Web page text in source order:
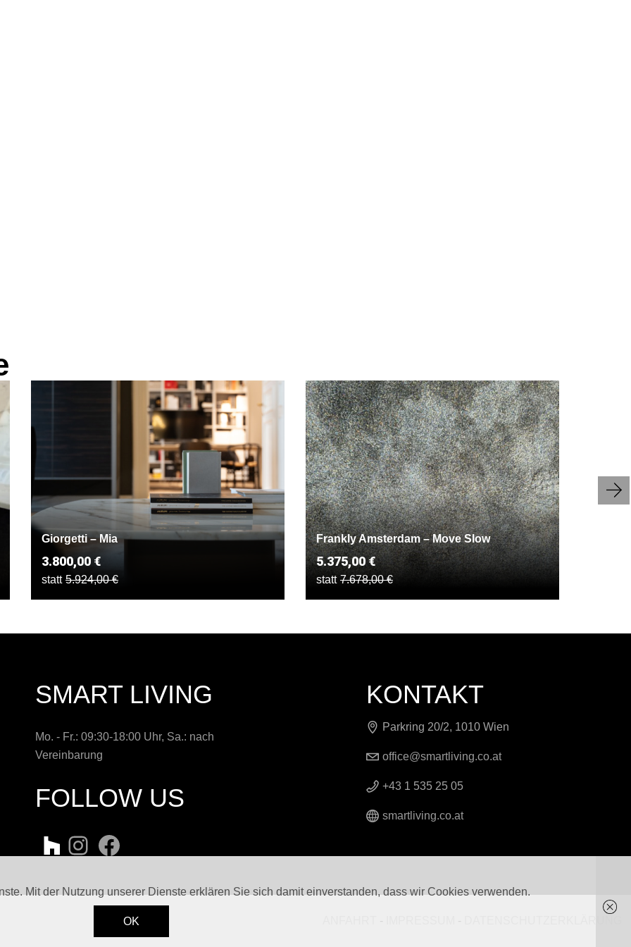
Giorgetti – Mia
3.800,00 €
statt 5.924,00 €
Frankly Amsterdam – Move Slow
5.375,00 €
statt 7.678,00 €
SMART LIVING
Mo. - Fr.: 09:30-18:00 Uhr, Sa.: nach
Vereinbarung
FOLLOW US
KONTAKT
Parkring 20/2, 1010 Wien
office@smartliving.co.at
+43 1 535 25 05
smartliving.co.at
- -
Mit der Nutzung unserer Dienste erklären Sie sich damit einverstanden, dass wir Cookies verwenden.
OK